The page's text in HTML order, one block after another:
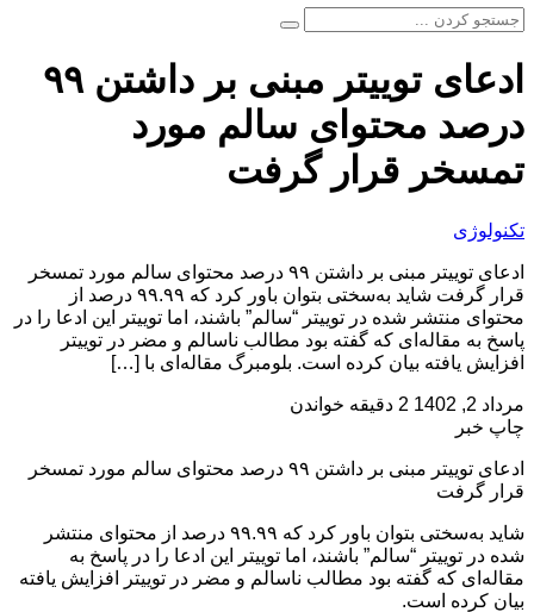
ادعای توییتر مبنی بر داشتن ۹۹
درصد محتوای سالم مورد
تمسخر قرار گرفت
تکنولوژی
ادعای توییتر مبنی بر داشتن ۹۹ درصد محتوای سالم مورد تمسخر
قرار گرفت شاید به‌سختی بتوان باور کرد که ۹۹.۹۹ درصد از
محتوای منتشر شده در توییتر “سالم” باشند، اما توییتر این ادعا را در
پاسخ به مقاله‌ای که گفته بود مطالب ناسالم و مضر در توییتر
افزایش یافته بیان کرده است. بلومبرگ مقاله‌ای با […]
مرداد 2, 1402
2 دقیقه خواندن
چاپ خبر
ادعای توییتر مبنی بر داشتن ۹۹ درصد محتوای سالم مورد تمسخر
قرار گرفت
شاید به‌سختی بتوان باور کرد که ۹۹.۹۹ درصد از محتوای منتشر
شده در توییتر “سالم” باشند، اما توییتر این ادعا را در پاسخ به
مقاله‌ای که گفته بود مطالب ناسالم و مضر در توییتر افزایش یافته
بیان کرده است.